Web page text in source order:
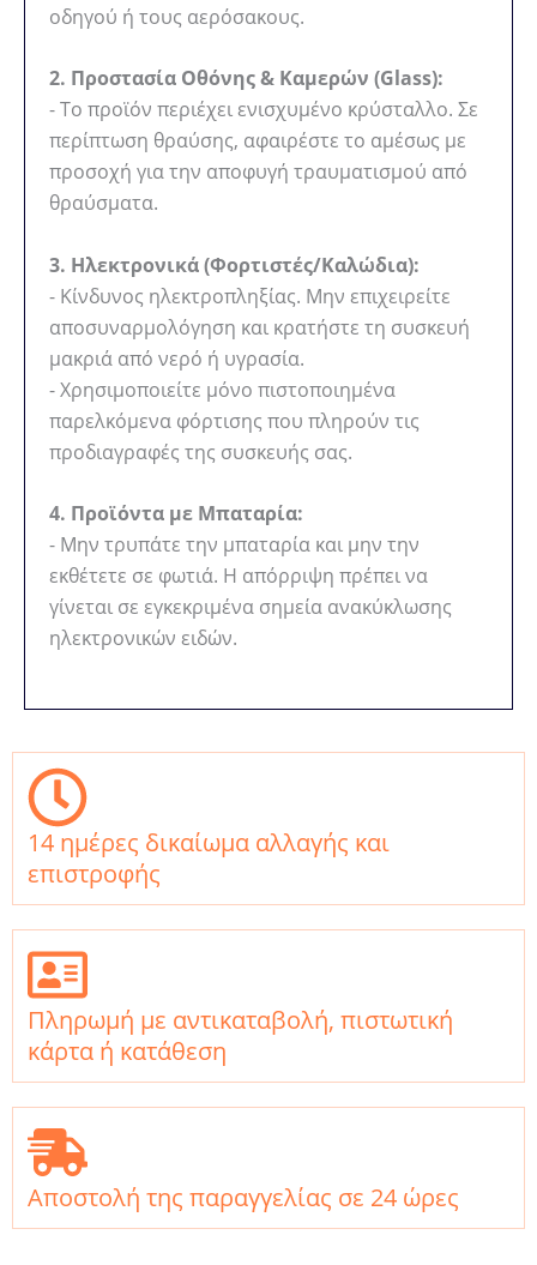
οδηγού ή τους αερόσακους.
2. Προστασία Οθόνης & Καμερών (Glass):
- Το προϊόν περιέχει ενισχυμένο κρύσταλλο. Σε
περίπτωση θραύσης, αφαιρέστε το αμέσως με
προσοχή για την αποφυγή τραυματισμού από
θραύσματα.
3. Ηλεκτρονικά (Φορτιστές/Καλώδια):
- Κίνδυνος ηλεκτροπληξίας. Μην επιχειρείτε
αποσυναρμολόγηση και κρατήστε τη συσκευή
μακριά από νερό ή υγρασία.
- Χρησιμοποιείτε μόνο πιστοποιημένα
παρελκόμενα φόρτισης που πληρούν τις
προδιαγραφές της συσκευής σας.
4. Προϊόντα με Μπαταρία:
- Μην τρυπάτε την μπαταρία και μην την
εκθέτετε σε φωτιά. Η απόρριψη πρέπει να
γίνεται σε εγκεκριμένα σημεία ανακύκλωσης
ηλεκτρονικών ειδών.
14 ημέρες δικαίωμα αλλαγής και
επιστροφής
Πληρωμή με αντικαταβολή, πιστωτική
κάρτα ή κατάθεση
Αποστολή της παραγγελίας σε 24 ώρες